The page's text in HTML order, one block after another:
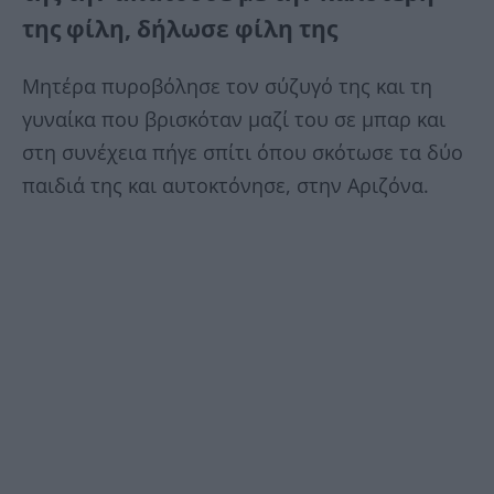
της φίλη, δήλωσε φίλη της
Μητέρα πυροβόλησε τον σύζυγό της και τη
γυναίκα που βρισκόταν μαζί του σε μπαρ και
στη συνέχεια πήγε σπίτι όπου σκότωσε τα δύο
παιδιά της και αυτοκτόνησε, στην Αριζόνα.